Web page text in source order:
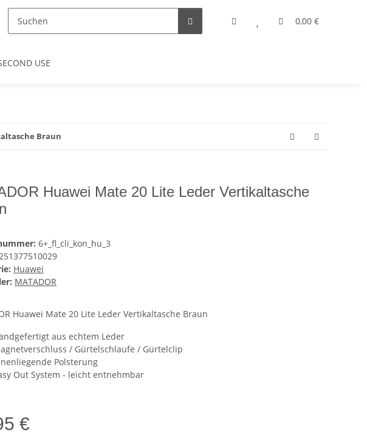
0,00 €
USE
Braun
Huawei Mate 20 Lite Leder Vertikaltasche
6+_fl_cli_kon_hu_3
Huawei
MATADOR
Huawei Mate 20 Lite Leder Vertikaltasche Braun
aus echtem Leder
/ Gürtelschlaufe / Gürtelclip
Polsterung
Out System - leicht entnehmbar
€